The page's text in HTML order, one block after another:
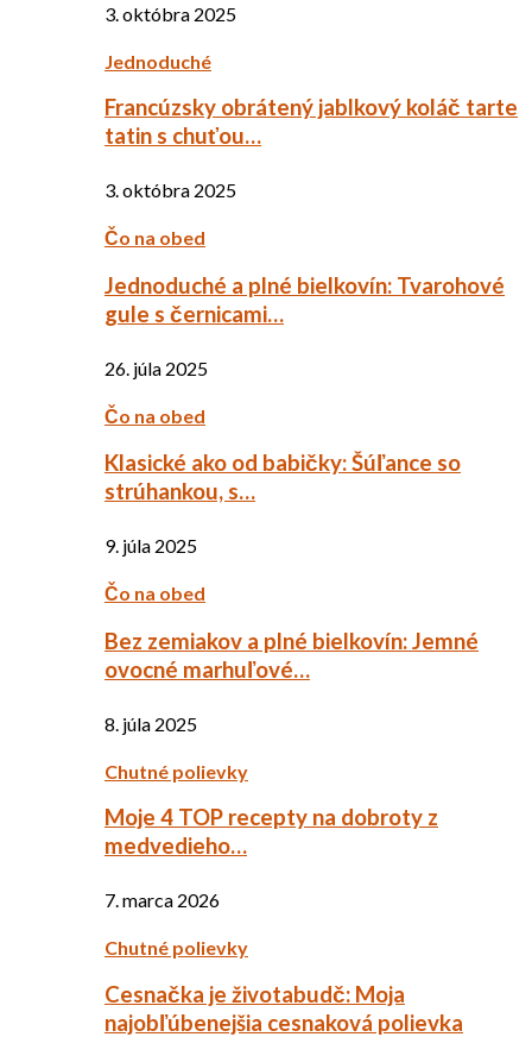
3. októbra 2025
Jednoduché
Francúzsky obrátený jablkový koláč tarte
tatin s chuťou…
3. októbra 2025
Čo na obed
Jednoduché a plné bielkovín: Tvarohové
gule s černicami…
26. júla 2025
Čo na obed
Klasické ako od babičky: Šúľance so
strúhankou, s…
9. júla 2025
Čo na obed
Bez zemiakov a plné bielkovín: Jemné
ovocné marhuľové…
8. júla 2025
Chutné polievky
Moje 4 TOP recepty na dobroty z
medvedieho…
7. marca 2026
Chutné polievky
Cesnačka je životabudč: Moja
najobľúbenejšia cesnaková polievka